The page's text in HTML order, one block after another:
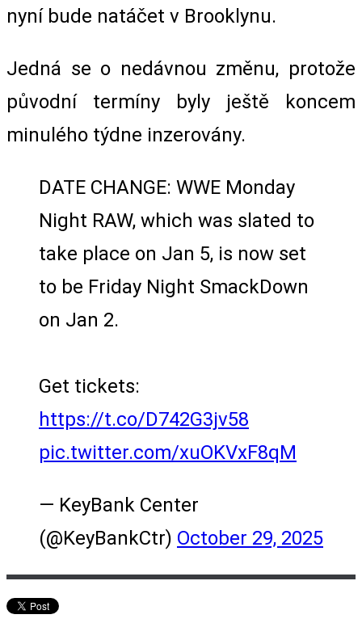
nyní bude natáčet v Brooklynu.
Jedná se o nedávnou změnu, protože
původní termíny byly ještě koncem
minulého týdne inzerovány.
DATE CHANGE: WWE Monday
Night RAW, which was slated to
take place on Jan 5, is now set
to be Friday Night SmackDown
on Jan 2.
Get tickets:
https://t.co/D742G3jv58
pic.twitter.com/xuOKVxF8qM
— KeyBank Center
(@KeyBankCtr) October 29, 2025